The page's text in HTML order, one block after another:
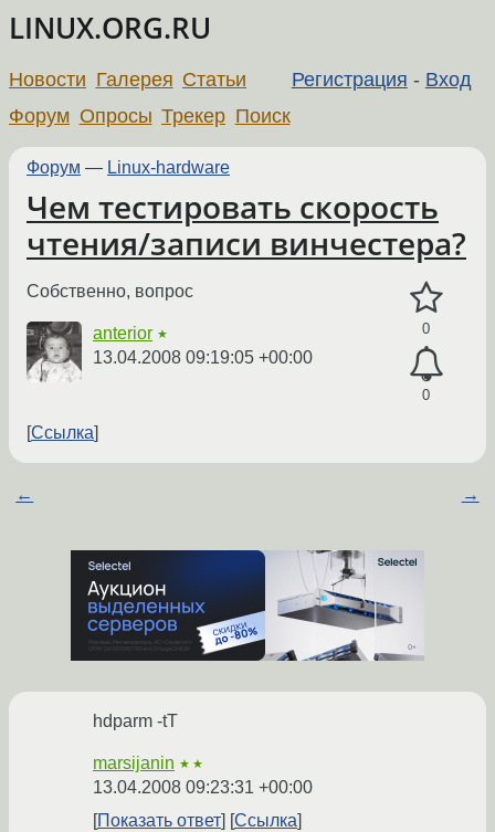
LINUX.ORG.RU
Регистрация - Вход
Новости Галерея Статьи
Форум Опросы Трекер Поиск
Форум — Linux-hardware
Чем тестировать скорость
чтения/записи винчестера?
0
0
Собственно, вопрос
anterior ★
13.04.2008 09:19:05 +00:00
Ссылка
← →
hdparm -tT
marsijanin ★★
13.04.2008 09:23:31 +00:00
Показать ответ
Ссылка